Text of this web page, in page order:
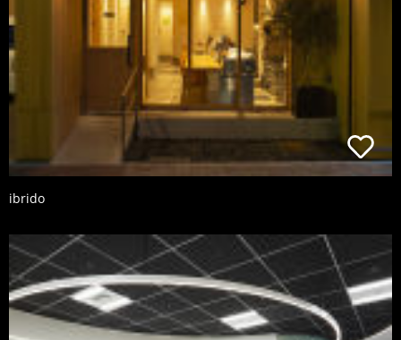
ibrido